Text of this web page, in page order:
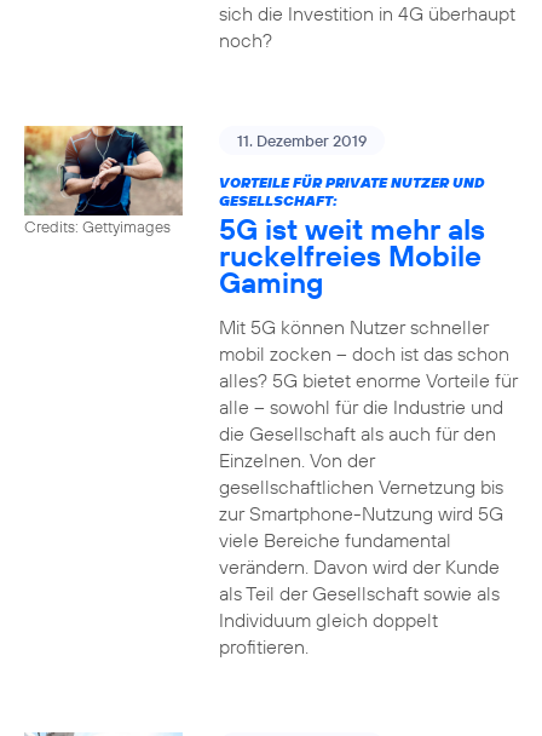
sich die Investition in 4G überhaupt
noch?
Credits: Gettyimages
11. Dezember 2019
VORTEILE FÜR PRIVATE NUTZER UND
GESELLSCHAFT:
5G ist weit mehr als
ruckelfreies Mobile
Gaming
Mit 5G können Nutzer schneller
mobil zocken – doch ist das schon
alles? 5G bietet enorme Vorteile für
alle – sowohl für die Industrie und
die Gesellschaft als auch für den
Einzelnen. Von der
gesellschaftlichen Vernetzung bis
zur Smartphone-Nutzung wird 5G
viele Bereiche fundamental
verändern. Davon wird der Kunde
als Teil der Gesellschaft sowie als
Individuum gleich doppelt
profitieren.